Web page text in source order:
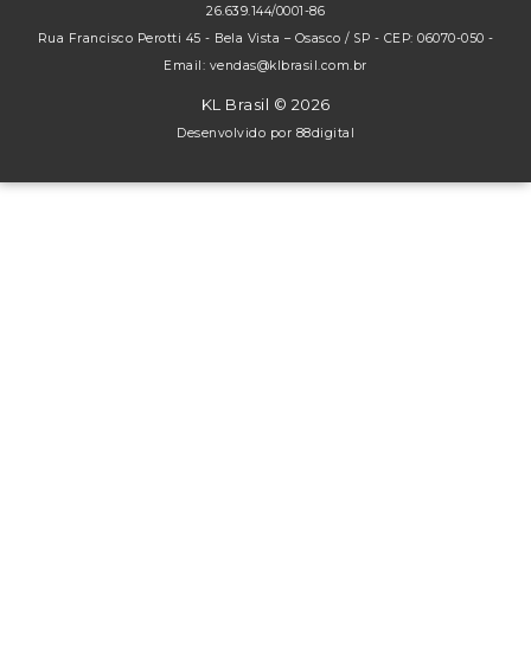
26.639.144/0001-86
Rua Francisco Perotti 45 - Bela Vista – Osasco / SP - CEP: 06070-050 -
Email: vendas@klbrasil.com.br
KL Brasil © 2026
Desenvolvido por 88digital